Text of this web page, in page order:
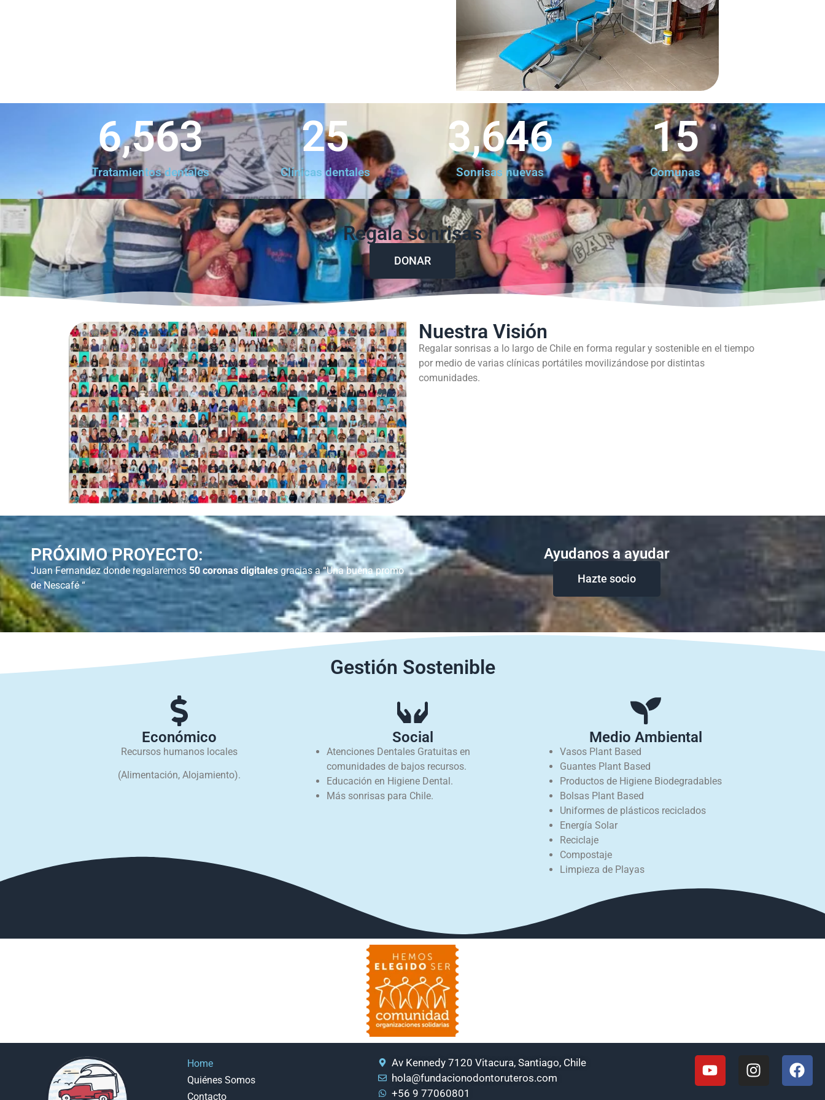
Tratamientos dentales
6,563
Clínicas dentales
25
Sonrisas nuevas
3,646
Comunas
15
Regala sonrisas
DONAR
Nuestra Visión
Regalar sonrisas a lo largo de Chile en forma regular y sostenible en el tiempo
por medio de varias clínicas portátiles movilizándose por distintas
comunidades.
PRÓXIMO PROYECTO:
Juan Fernandez donde regalaremos 50 coronas digitales gracias a “Una buena promo
de Nescafé “
Ayudanos a ayudar
Hazte socio
Gestión Sostenible
Económico
Recursos humanos locales
(Alimentación, Alojamiento).
Social
Atenciones Dentales Gratuitas en
comunidades de bajos recursos.
Educación en Higiene Dental.
Más sonrisas para Chile.
Medio Ambiental
Vasos Plant Based
Guantes Plant Based
Productos de Higiene Biodegradables
Bolsas Plant Based
Uniformes de plásticos reciclados
Energía Solar
Reciclaje
Compostaje
Limpieza de Playas
Home
Quiénes Somos
Contacto
Av Kennedy 7120 Vitacura, Santiago, Chile
hola@fundacionodontoruteros.com
+56 9 77060801